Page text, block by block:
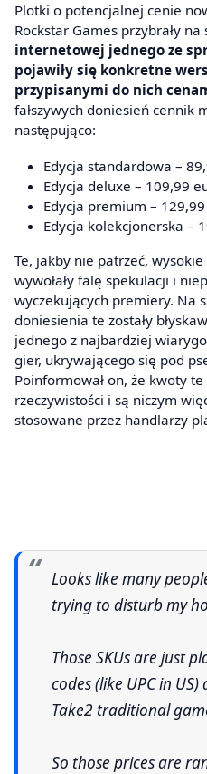
Plotki o potencjalnej cenie
Rockstar Games przybrały na
internetowej jednego ze
pojawiły się konkretne
przypisanymi do nich
fałszywych doniesień cennik
następująco:
Edycja standardowa –
Edycja deluxe – 109,99
Edycja premium –
Edycja kolekcjonerska –
Te, jakby nie patrzeć,
wywołały falę spekulacji i
wyczekujących premiery. Na
doniesienia te zostały
jednego z najbardziej
gier, ukrywającego się pod
Poinformował on, że kwoty
rzeczywistości i są niczym
stosowane przez handlarzy
Looks like many people (including R*) are
trying to disturb my
Those SKUs are just
codes (like UPC in
Take2 traditional
So those prices are